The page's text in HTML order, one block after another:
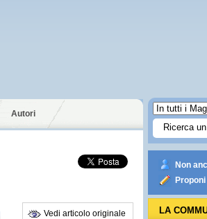
Autori
Vedi articolo originale
Non
LA